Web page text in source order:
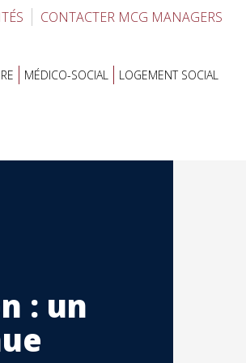
CONTACTER MCG MANAGERS
MÉDICO-SOCIAL LOGEMENT SOCIAL
: un